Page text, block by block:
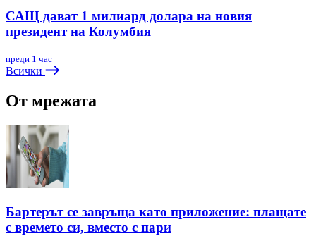
САЩ дават 1 милиард долара на новия
президент на Колумбия
преди 1 час
Всички
От мрежата
Бартерът се завръща като приложение: плащате
с времето си, вместо с пари